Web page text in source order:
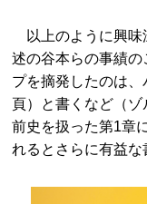
以上のように興味
述の谷本らの事績
プを摘発したのは
頁）と書くなど（
前史を扱った第1章
れるとさらに有益な